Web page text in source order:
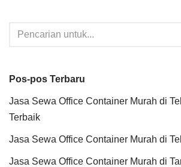
Pos-pos Terbaru
Jasa Sewa Office Container Murah di
Terbaik
Jasa Sewa Office Container Murah di
Jasa Sewa Office Container Murah di